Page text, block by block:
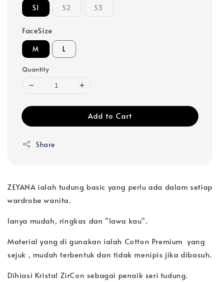
S1 S2 S3
FaceSize
M L
Quantity
Add to Cart
Share
ZEYANA ialah tudung basic yang perlu ada dalam setiap
wardrobe wanita.
Ianya mudah, ringkas dan "lawa kau".
Material yang di gunakan ialah Cotton Premium yang
sejuk , mudah terbentuk dan tidak menipis jika dibasuh.
Dihiasi Kristal ZirCon sebagai penaik seri tudung.